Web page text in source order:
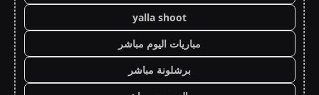
yalla shoot
مباريات اليوم مباشر
برشلونة مباشر